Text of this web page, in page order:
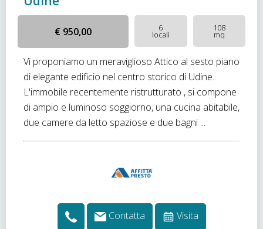
€ 950,00 6
locali
108
mq
Vi proponiamo un meraviglioso Attico al sesto piano
di elegante edificio nel centro storico di Udine.
L'immobile recentemente ristrutturato , si compone
di ampio e luminoso soggiorno, una cucina abitabile,
due camere da letto spaziose e due bagni ...
Contatta Visita